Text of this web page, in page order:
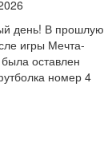
день! В прошлую
игры Мечта-
оставлен
номер 4